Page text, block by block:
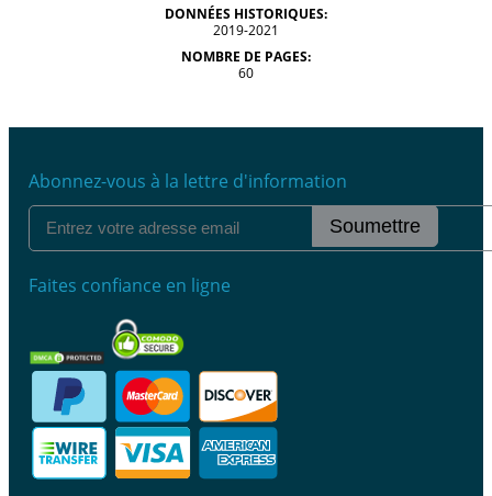
DONNÉES HISTORIQUES:
2019-2021
NOMBRE DE PAGES:
60
Abonnez-vous à la lettre d'information
Soumettre
Faites confiance en ligne